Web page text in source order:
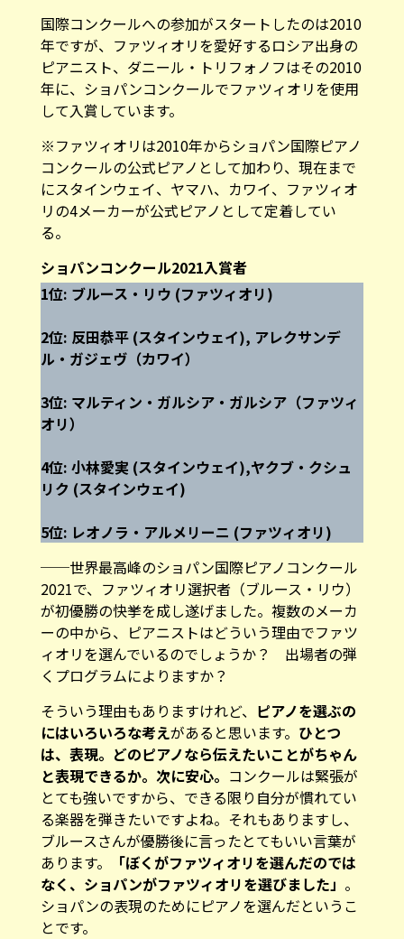
国際コンクールへの参加がスタートしたのは2010
年ですが、ファツィオリを愛好するロシア出身の
ピアニスト、ダニール・トリフォノフはその2010
年に、ショパンコンクールでファツィオリを使用
して入賞しています。
※ファツィオリは2010年からショパン国際ピアノ
コンクールの公式ピアノとして加わり、現在まで
にスタインウェイ、ヤマハ、カワイ、ファツィオ
リの4メーカーが公式ピアノとして定着してい
る。
ショパンコンクール2021入賞者
1位: ブルース・リウ (ファツィオリ)
2位: 反田恭平 (スタインウェイ), アレクサンデ
ル・ガジェヴ（カワイ）
3位: マルティン・ガルシア・ガルシア（ファツィ
オリ）
4位: 小林愛実 (スタインウェイ),ヤクブ・クシュ
リク (スタインウェイ)
5位: レオノラ・アルメリーニ (ファツィオリ)
──世界最高峰のショパン国際ピアノコンクール
2021で、ファツィオリ選択者（ブルース・リウ）
が初優勝の快挙を成し遂げました。複数のメーカ
ーの中から、ピアニストはどういう理由でファツ
ィオリを選んでいるのでしょうか？ 出場者の弾
くプログラムによりますか？
そういう理由もありますけれど、 ピアノを選ぶの
にはいろいろな考えがあると思います。 ひとつ
は、表現。どのピアノなら伝えたいことがちゃん
と表現できるか。次に安心。 コンクールは緊張が
とても強いですから、できる限り自分が慣れてい
る楽器を弾きたいですよね。それもありますし、
ブルースさんが優勝後に言ったとてもいい言葉が
あります。
「ぼくがファツィオリを選んだのでは
なく、ショパンがファツィオリを選びました」 。
ショパンの表現のためにピアノを選んだというこ
とです。